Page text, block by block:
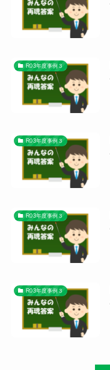
R03年度事例３
R03年度事例３
R03年度事例３
R03年度事例３